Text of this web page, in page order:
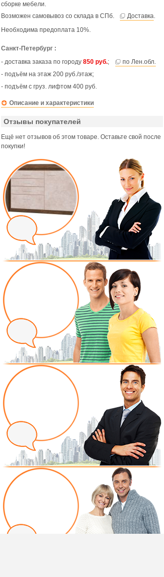
сборке мебели.
Возможен самовывоз со склада в СПб.
Доставка.
Необходима предоплата 10%.
Санкт-Петербург :
- доставка заказа по городу 850 руб.;
по Лен.обл.
- подъём на этаж 200 руб./этаж;
- подъём с груз. лифтом 400 руб.
Описание и характеристики
Отзывы покупателей
Ещё нет отзывов об этом товаре. Оставьте свой после
покупки!